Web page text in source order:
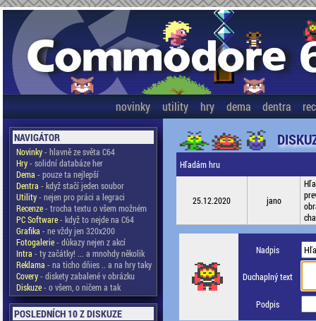
novinky utility hry dema dentra
NAVIGÁTOR
Novinky- hlavně ze světa C64
Hry- solidní databáze her
Dema - pouze ta nejlepší
Dentra - když stačí jeden soubor
Utility- nejen pro práci a legraci
Recenze- trocha textu o všem možném
PC Software- když to nejde na C64
Grafika - ne vždy jen 320x200
Fotogalerie- důkazy nejen z akcí
Intra - ty začátky! ... a mnohdy několik
Reklama - na ticho dňies .. a na hry taky
Covery- diskety zabalené v obrázku
Diskuze- o všem, o ničem a tak
POSLEDNÍCH 10 Z DISKUZE
Hľadám hru
25.12.2020 jano
Nadpis
Duchaplný text
Podpis